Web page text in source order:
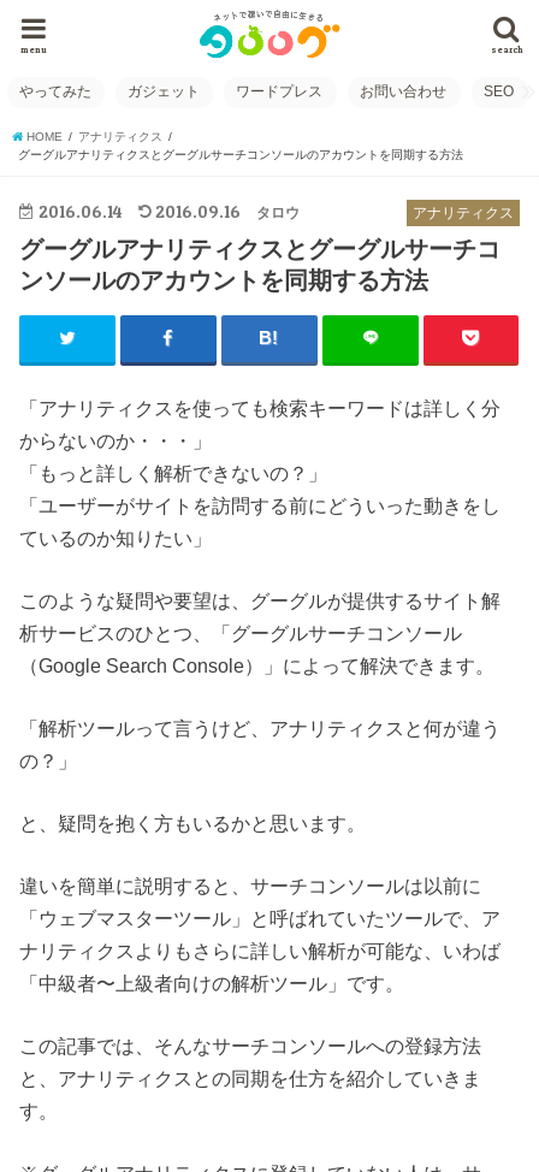
search
menu
やってみた ガジェット ワードプレス お問い合わせ SEO
HOME
アナリティクス
グーグルアナリティクスとグーグルサーチコンソールのアカウントを同期する方法
アナリティクス
2016.06.14 2016.09.16 タロウ
グーグルアナリティクスとグーグルサーチコ
ンソールのアカウントを同期する方法
「アナリティクスを使っても検索キーワードは詳しく分
からないのか・・・」
「もっと詳しく解析できないの？」
「ユーザーがサイトを訪問する前にどういった動きをし
ているのか知りたい」
このような疑問や要望は、グーグルが提供するサイト解
析サービスのひとつ、「グーグルサーチコンソール
（Google Search Console）」によって解決できます。
「解析ツールって言うけど、アナリティクスと何が違う
の？」
と、疑問を抱く方もいるかと思います。
違いを簡単に説明すると、サーチコンソールは以前に
「ウェブマスターツール」と呼ばれていたツールで、ア
ナリティクスよりもさらに詳しい解析が可能な、いわば
「中級者〜上級者向けの解析ツール」です。
この記事では、そんなサーチコンソールへの登録方法
と、アナリティクスとの同期を仕方を紹介していきま
す。